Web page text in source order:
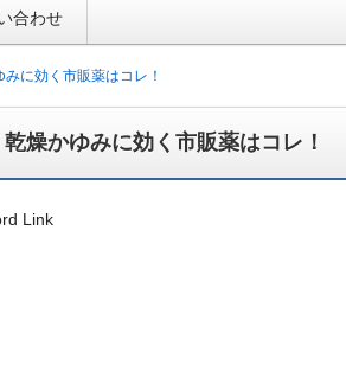
合わせ
に効く市販薬はコレ！
燥かゆみに効く市販薬はコレ！
Link